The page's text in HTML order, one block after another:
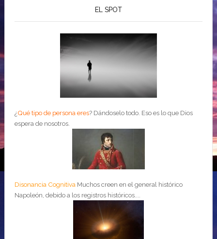
EL SPOT
¿Qué tipo de persona eres? Dándoselo todo. Eso es lo que Dios
espera de nosotros.
Disonancia Cognitiva Muchos creen en el general histórico
Napoleón, debido a los registros históricos....